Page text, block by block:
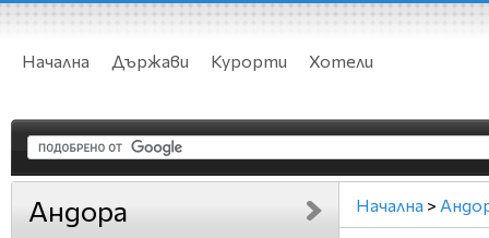
Начална Държави Курорти Хотели
Андора Начална >